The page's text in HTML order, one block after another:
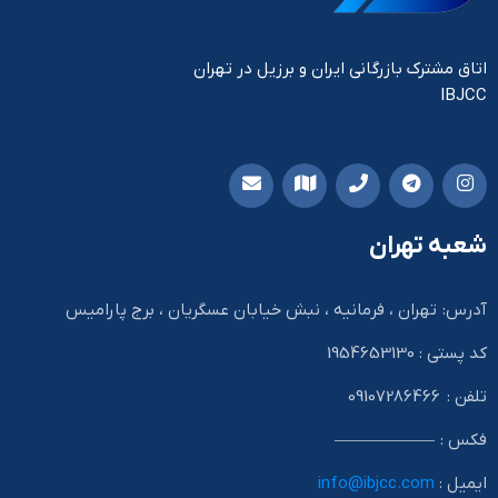
اتاق مشترک بازرگانی ایران و برزیل در تهران
IBJCC
شعبه تهران
آدرس: تهران ، فرمانیه ، نبش خیابان عسگریان ، برج پارامیس
کد پستی : 1954653130
تلفن : 09107286466
فکس : ——————
ایمیل : info@ibjcc.com